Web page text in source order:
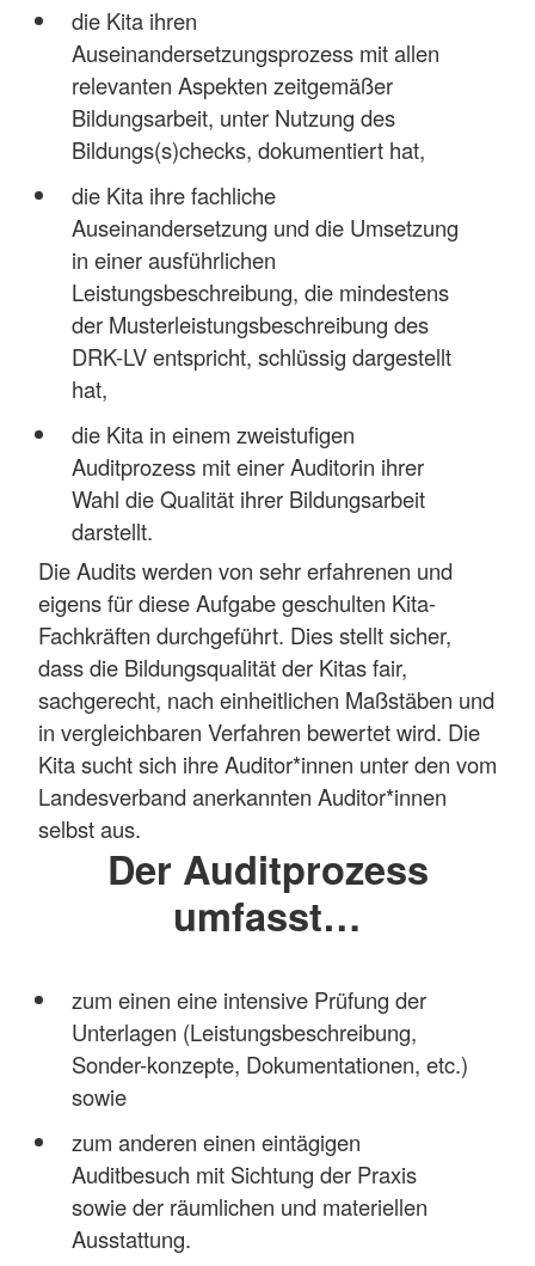
die Kita ihren
Auseinandersetzungsprozess mit allen
relevanten Aspekten zeitgemäßer
Bildungsarbeit, unter Nutzung des
Bildungs(s)checks, dokumentiert hat,
die Kita ihre fachliche
Auseinandersetzung und die Umsetzung
in einer ausführlichen
Leistungsbeschreibung, die mindestens
der Musterleistungsbeschreibung des
DRK-LV entspricht, schlüssig dargestellt
hat,
die Kita in einem zweistufigen
Auditprozess mit einer Auditorin ihrer
Wahl die Qualität ihrer Bildungsarbeit
darstellt.
Die Audits werden von sehr erfahrenen und
eigens für diese Aufgabe geschulten Kita-
Fachkräften durchgeführt. Dies stellt sicher,
dass die Bildungsqualität der Kitas fair,
sachgerecht, nach einheitlichen Maßstäben und
in vergleichbaren Verfahren bewertet wird. Die
Kita sucht sich ihre Auditor*innen unter den vom
Landesverband anerkannten Auditor*innen
selbst aus.
Der Auditprozess
umfasst…
zum einen eine intensive Prüfung der
Unterlagen (Leistungsbeschreibung,
Sonder-konzepte, Dokumentationen, etc.)
sowie
zum anderen einen eintägigen
Auditbesuch mit Sichtung der Praxis
sowie der räumlichen und materiellen
Ausstattung.